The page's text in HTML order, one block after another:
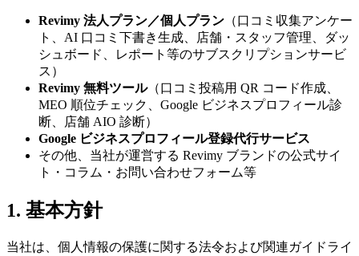
Revimy 法人プラン／個人プラン （口コミ収集アンケー
ト、AI 口コミ下書き生成、店舗・スタッフ管理、ダッ
シュボード、レポート等のサブスクリプションサービ
ス）
Revimy 無料ツール（口コミ投稿用 QR コード作成、
MEO 順位チェック、Google ビジネスプロフィール診
断、店舗 AIO 診断）
Google ビジネスプロフィール登録代行サービス
その他、当社が運営する Revimy ブランドの公式サイ
ト・コラム・お問い合わせフォーム等
1. 基本方針
当社は、個人情報の保護に関する法令および関連ガイドライ